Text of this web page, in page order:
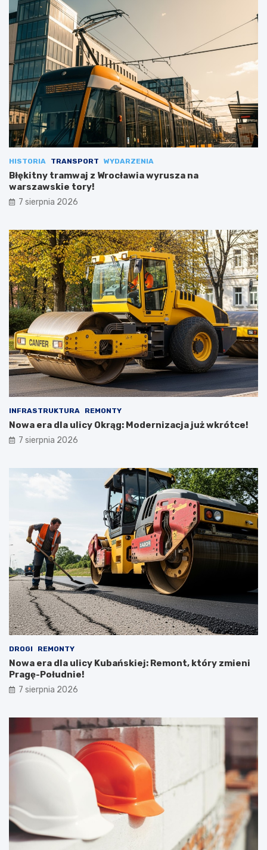
HISTORIA TRANSPORT WYDARZENIA
Błękitny tramwaj z Wrocławia wyrusza na
warszawskie tory!
7 sierpnia 2026
INFRASTRUKTURA REMONTY
Nowa era dla ulicy Okrąg: Modernizacja już wkrótce!
7 sierpnia 2026
DROGI REMONTY
Nowa era dla ulicy Kubańskiej: Remont, który zmieni
Pragę-Południe!
7 sierpnia 2026